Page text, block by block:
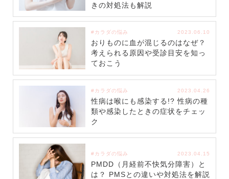
きの対処法も解説
#カラダの悩み 2023.06.10
おりものに血が混じるのはなぜ？
考えられる原因や受診目安を知っ
ておこう
#カラダの悩み 2023.04.26
性病は喉にも感染する!? 性病の種
類や感染したときの症状をチェッ
ク
#カラダの悩み 2023.04.15
PMDD（月経前不快気分障害）と
は？ PMSとの違いや対処法を解説